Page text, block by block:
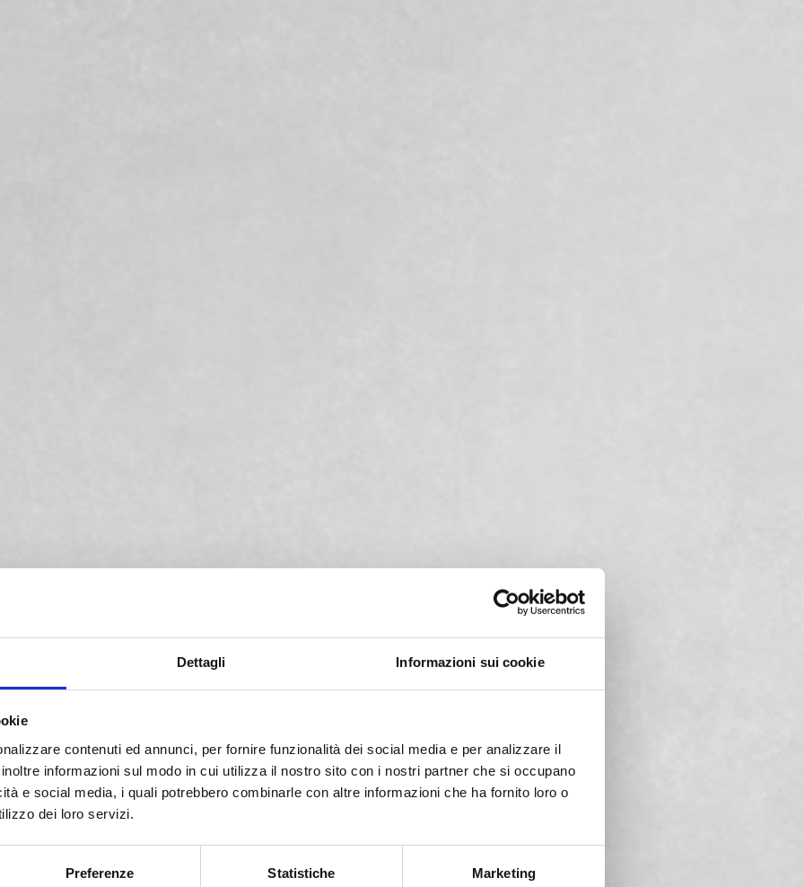
Dettagli Informazioni sui cookie
contenuti ed annunci, per fornire funzionalità dei social media e per analizzare il
informazioni sul modo in cui utilizza il nostro sito con i nostri partner che si occupano
e social media, i quali potrebbero combinarle con altre informazioni che ha fornito loro o
dei loro servizi.
Preferenze Statistiche Marketing
la qualità e le caratteristiche
e blocchetti per pallet) e per
d'uso a un funzionamento
di misurazione dei dati e la
eseguire tutti i test in piena
e altre su richiesta).